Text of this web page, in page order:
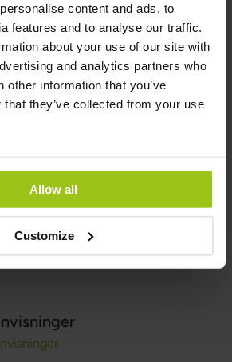
content and ads, to
features and to analyse our traffic.
about your use of our site with
and analytics partners who
other information that you’ve
they’ve collected from your use
Allow all
Customize
Vores råd erstatter
medicinsk behandling.
af:
Funktionel Medicinsk